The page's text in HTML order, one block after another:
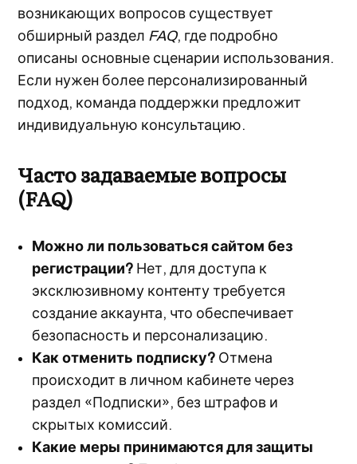
возникающих вопросов существует
обширный раздел FAQ, где подробно
описаны основные сценарии использования.
Если нужен более персонализированный
подход, команда поддержки предложит
индивидуальную консультацию.
Часто задаваемые вопросы
(FAQ)
Можно ли пользоваться сайтом без
регистрации? Нет, для доступа к
эксклюзивному контенту требуется
создание аккаунта, что обеспечивает
безопасность и персонализацию.
Как отменить подписку? Отмена
происходит в личном кабинете через
раздел «Подписки», без штрафов и
скрытых комиссий.
Какие меры принимаются для защиты